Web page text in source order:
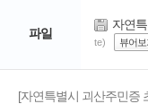
파일
자연
te)
뷰어보
[자연특별시 괴산주민증